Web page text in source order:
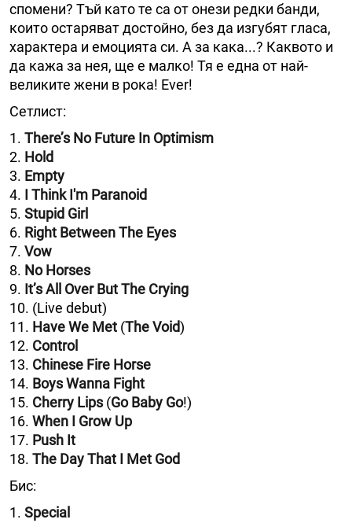
спомени? Тъй като те са от онези редки банди,
които остаряват достойно, без да изгубят гласа,
характера и емоцията си. А за кака...? Каквото и
да кажа за нея, ще е малко! Тя е една от най-
великите жени в рока! Ever!
Сетлист:
1. There’s No Future In Optimism
2. Hold
3. Empty
4. I Think I'm Paranoid
5. Stupid Girl
6. Right Between The Eyes
7. Vow
8. No Horses
9. It’s All Over But The Crying
10. (Live debut)
11. Have We Met (The Void)
12. Control
13. Chinese Fire Horse
14. Boys Wanna Fight
15. Cherry Lips (Go Baby Go!)
16. When I Grow Up
17. Push It
18. The Day That I Met God
Бис:
1. Special